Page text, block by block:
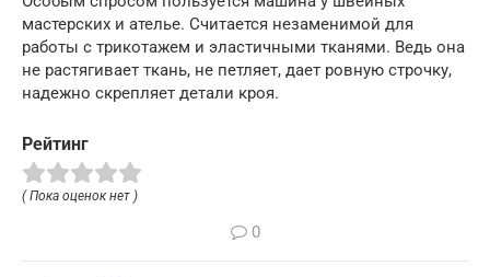
мастерских и ателье. Считается незаменимой для
работы с трикотажем и эластичными тканями. Ведь она
не растягивает ткань, не петляет, дает ровную строчку,
надежно скрепляет детали кроя.
Рейтинг
( Пока оценок нет )
0